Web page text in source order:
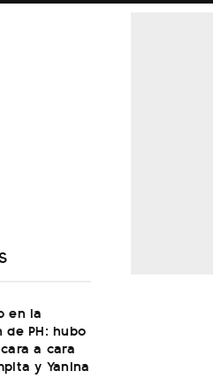
en la
de PH: hubo
a cara
y Yanina